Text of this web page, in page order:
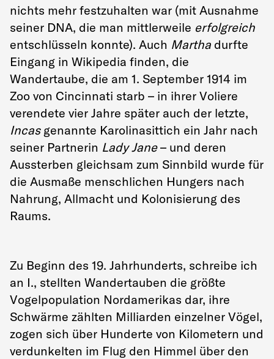
nichts mehr festzuhalten war (mit Ausnahme
seiner DNA, die man mittlerweile erfolgreich
entschlüsseln konnte). Auch Martha durfte
Eingang in Wikipedia finden, die
Wandertaube, die am 1. September 1914 im
Zoo von Cincinnati starb – in ihrer Voliere
verendete vier Jahre später auch der letzte,
Incas genannte Karolinasittich ein Jahr nach
seiner Partnerin Lady Jane– und deren
Aussterben gleichsam zum Sinnbild wurde für
die Ausmaße menschlichen Hungers nach
Nahrung, Allmacht und Kolonisierung des
Raums.
Zu Beginn des 19. Jahrhunderts, schreibe ich
an I., stellten Wandertauben die größte
Vogelpopulation Nordamerikas dar, ihre
Schwärme zählten Milliarden einzelner Vögel,
zogen sich über Hunderte von Kilometern und
verdunkelten im Flug den Himmel über den